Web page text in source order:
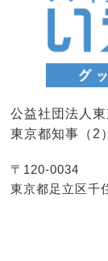
公益社団法人
東京都知事（2
〒120-0034
東京都足立区千